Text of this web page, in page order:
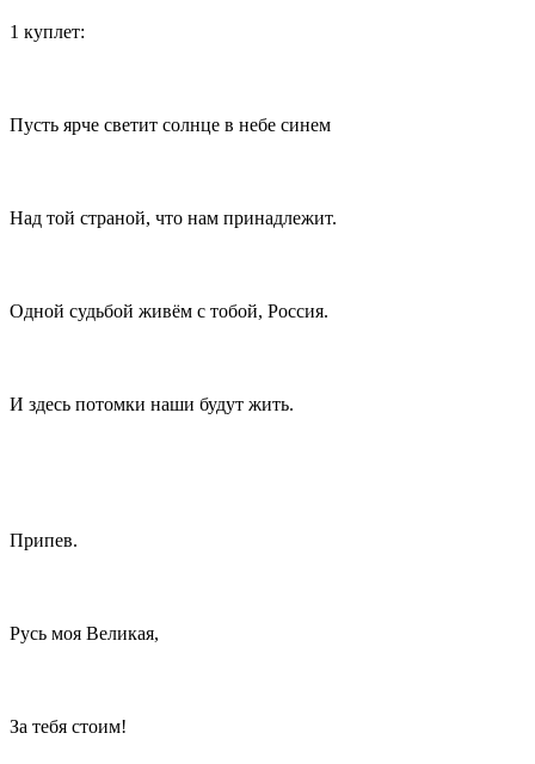
1 куплет:
Пусть ярче светит солнце в небе синем
Над той страной, что нам принадлежит.
Одной судьбой живём с тобой, Россия.
И здесь потомки наши будут жить.
Припев.
Русь моя Великая,
За тебя стоим!